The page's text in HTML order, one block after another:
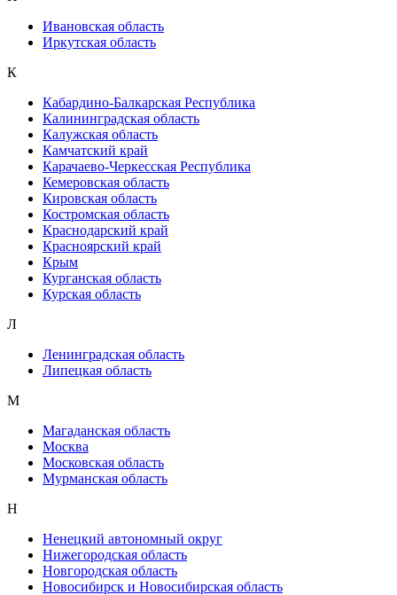
Ивановская область
Иркутская область
К
Кабардино-Балкарская Республика
Калининградская область
Калужская область
Камчатский край
Карачаево-Черкесская Республика
Кемеровская область
Кировская область
Костромская область
Краснодарский край
Красноярский край
Крым
Курганская область
Курская область
Л
Ленинградская область
Липецкая область
М
Магаданская область
Москва
Московская область
Мурманская область
Н
Ненецкий автономный округ
Нижегородская область
Новгородская область
Новосибирск и Новосибирская область